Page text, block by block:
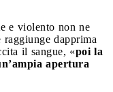
e violento non ne
dapprima
il sangue, «poi la
apertura